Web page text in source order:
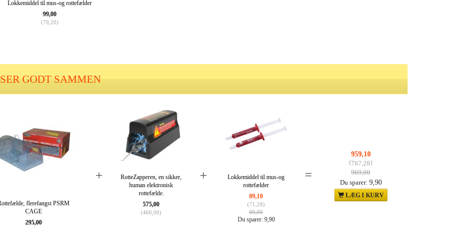
Lokkemiddel til mus-og rottefælder
99,00
(79,20)
GODT SAMMEN
flerefangst PSRM
CAGE
295,00
+
RotteZapperen, en sikker,
human elektronisk
rottefælde.
575,00
(460,00)
+
Lokkemiddel til mus-og
rottefælder
89,10
(71,28)
99,00
Du sparer: 9,90
=
959,10
(767,28)
969,00
Du sparer: 9,90
LÆG I KURV